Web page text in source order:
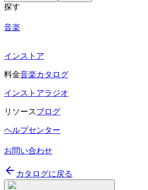
探す
音楽
インストア
料金音楽カタログ
インストアラジオ
リソースブログ
ヘルプセンター
お問い合わせ
カタログに戻る